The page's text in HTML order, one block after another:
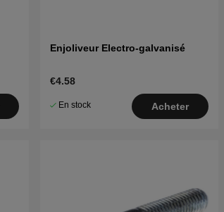
Enjoliveur Electro-galvanisé
€4.58
En stock Acheter